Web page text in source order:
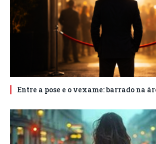
Entre a pose e o vexame: barrado na